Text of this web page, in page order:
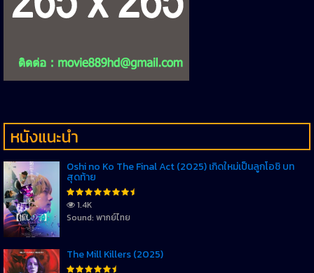
หนังแนะนำ
Oshi no Ko The Final Act (2025) เกิดใหม่เป็นลูกโอชิ บท
สุดท้าย
1.4K
Sound: พากย์ไทย
The Mill Killers (2025)